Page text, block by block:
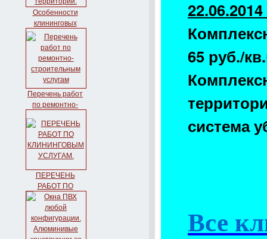
65 руб./
Все
Особенности
клининговых
услуг по уборке
зданий,
помещений и
территорий.
Перечень работ
по ремонтно-
услугам
ПЕРЕЧЕНЬ
РАБОТ ПО
КЛИНИНГОВЫМ
УСЛУГАМ.